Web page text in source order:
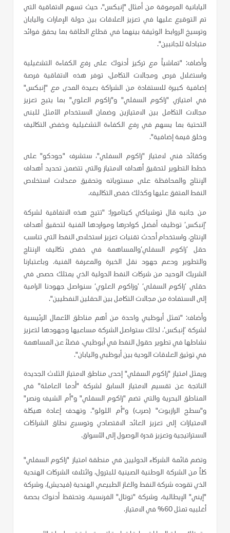
اليابانية المرموقة من أمثال "إنبكس"، حيث تسهم الاتفاقية التي
تم التوقيع عليها في تعزيز العلاقات بين دولة الإمارات واليابان
وترسيخ الروابط الوثيقة بينهما في قطاع الطاقة بما يحقق فوائد
متبادلة للجانبين".
وأضاف: "تماشياً مع تركيز أدنوك على رفع الكفاءة التشغيلية
واستغلال فرص ومجالات التكامل، توفر هذه الاتفاقية فرصة
إضافية كبيرة للاستفادة من الشراكة بعيدة المدى مع "إنبكس"
في امتيازي "زاكوم السفلي" و"زاكوم العلوي" بما يتيح تعزيز
مجالات التكامل بين الامتيازين وضمان الاستخدام الأمثل للبنى
التحتية بما يسهم في رفع الكفاءة التشغيلية وخفض التكاليف
وخلق قيمة إضافية".
وكقائد فني لامتياز "زاكوم السفلي"، ستشرف "جودكو" على
خطط التطوير لتحقيق أهداف الامتياز والتي تتضمن تحديد أهداف
الإنتاج والمحافظة على مستوياته وتحقيق معدلات استخلاص
النفط المتفق عليها وكذلك خفض التكاليف.
من جانبه قال توشياكي كيتامورا: "تتيح هذه الاتفاقية لشركة
’إنبكس‘ توظيف أفضل كوادرها ومواردها الفنية لتحقيق أهداف
الإنتاج، واستخدام أحدث تقنيات تعزيز استخلاص النفط التي تناسب
حقل ’زاكوم السفلي‘والمساهمة في خفض تكاليف الإنتاج
والتطوير ودعم جهود نقل الخبرة والمعرفة الفنية. وباعتبارنا
الشريك الوحيد من شركات النفط الدولية الذي يمتلك حصص في
حقلي ’زاكوم السفلي‘ ’وزاكوم العلوي‘ سنواصل جهودنا الرامية
إلى الاستفادة من مجالات التكامل بين الحقلين النفطيين".
وأضاف: "تمثل أبوظبي واحدة من أهم مناطق الأعمال الرئيسية
لشركة ’إنبكس‘، لذلك ستواصل الشركة مساعيها وجهودها لتعزيز
نشاطها في تطوير حقول النفط في أبوظبي، فضلاً عن المساهمة
في توثيق العلاقات الودية بين أبوظبي واليابان".
ويمثل امتياز "زاكوم السفلي" إحدى مناطق الامتياز الثلاث الجديدة
الناتجة عن تقسيم الامتياز السابق لشركة "أدما العاملة" في
المناطق البحرية والتي تضم "زاكوم السفلي" و"أم الشيف ونصر"
و"سطح الرازبوت" (صرب) و"أم اللولو". وتهدف إعادة هيكلة
الامتيازات إلى تعزيز العائد الاقتصادي وتوسيع نطاق الشراكات
الاستراتيجية وتعزيز قدرة الوصول إلى الأسواق.
وتضم قائمة الشركاء الدوليين في منطقة امتياز "زاكوم السفلي"
كلاً من الشركة الوطنية الصينية للبترول، وائتلاف الشركات الهندية
الذي تقوده شركة النفط والغاز الطبيعي الهندية (فيديش)، وشركة
"إيني" الإيطالية، وشركة "توتال" الفرنسية. وتحتفظ أدنوك بحصة
أغلبيه تمثل 60% في الامتياز.